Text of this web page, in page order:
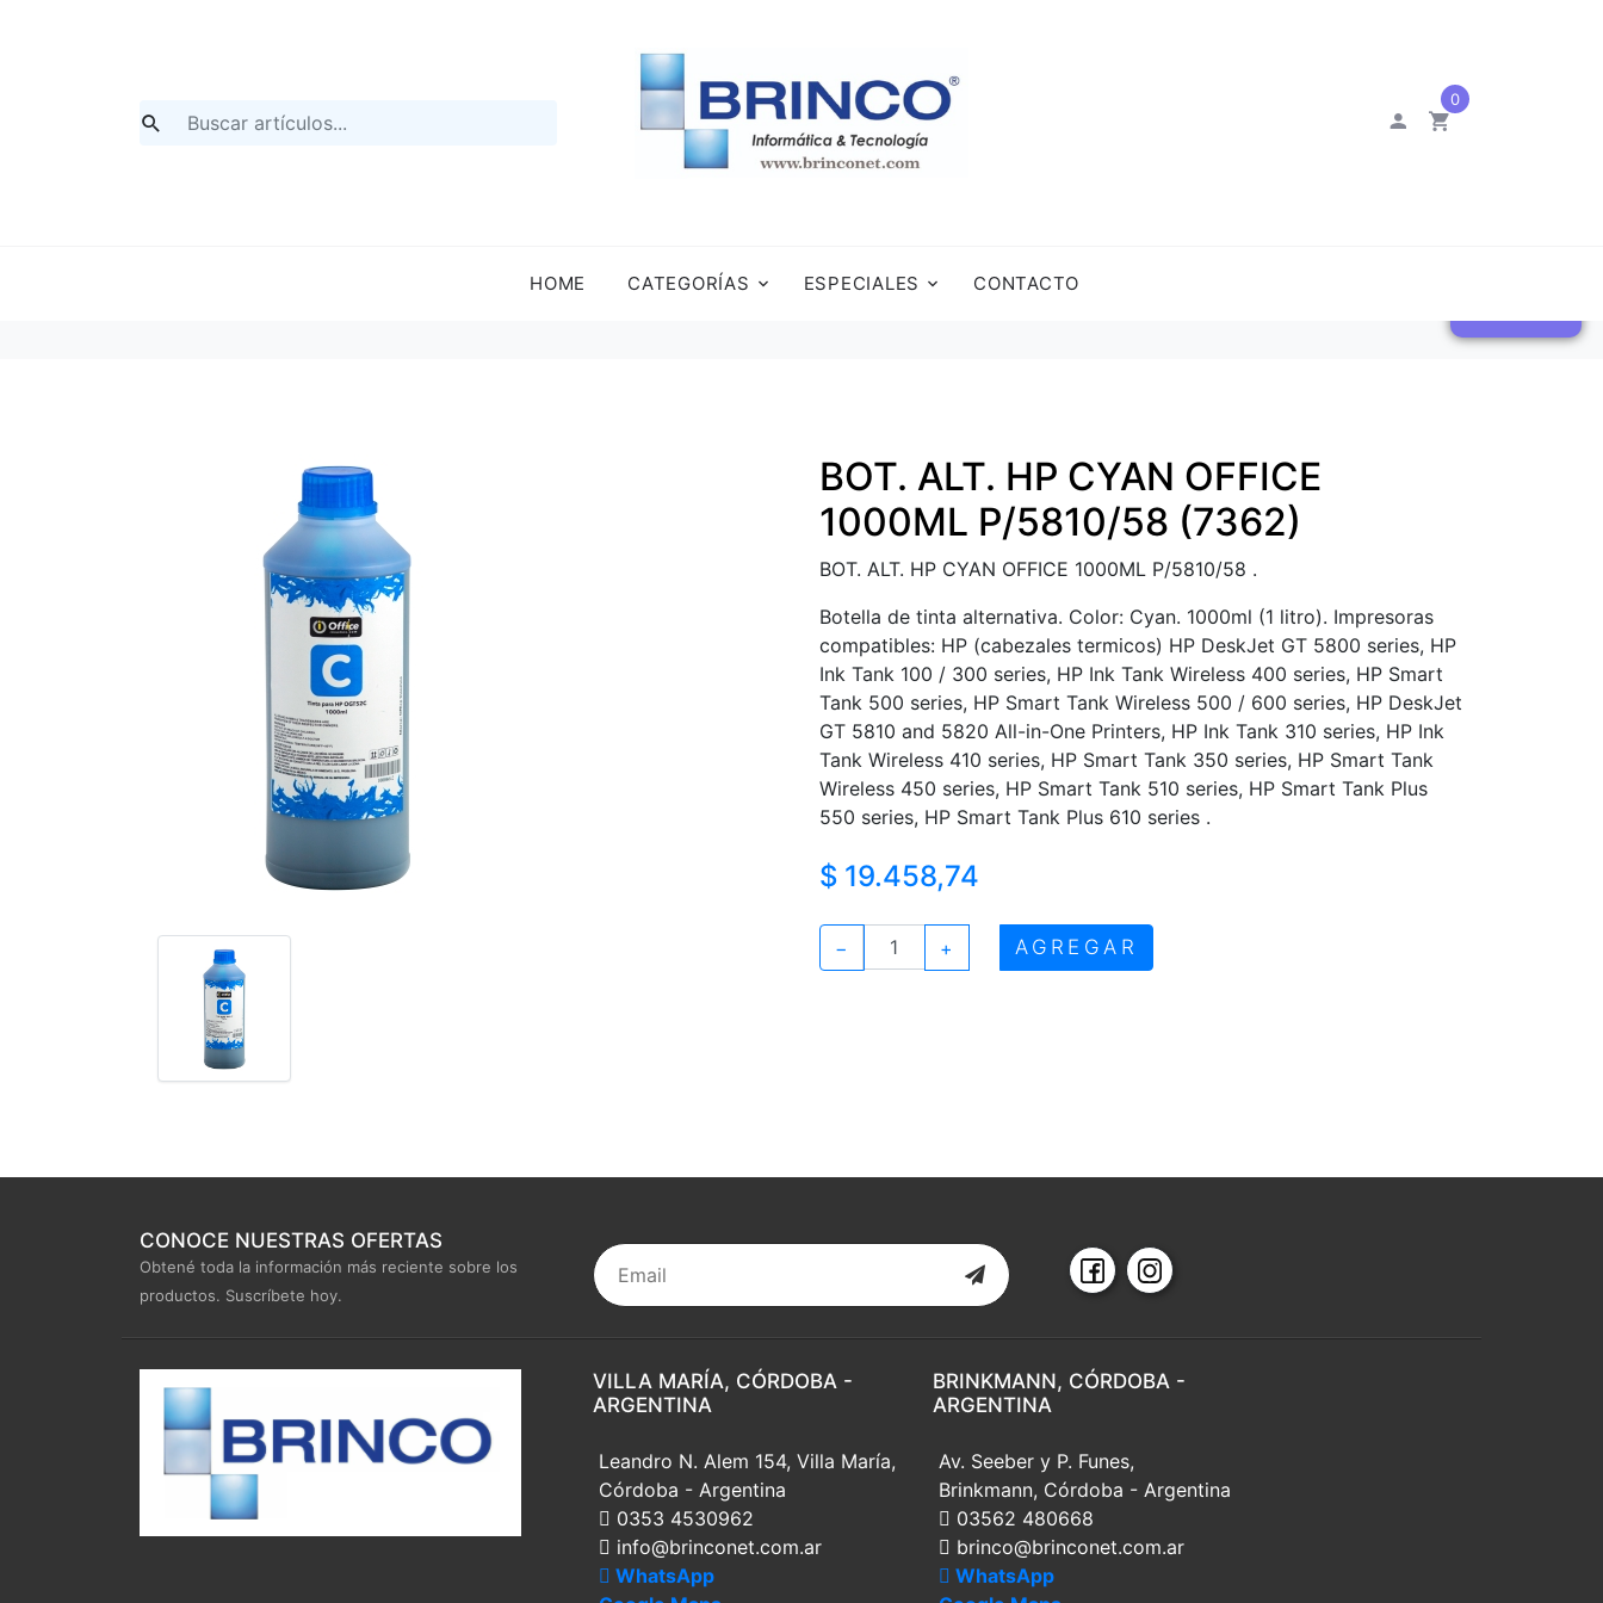
0
HOME CATEGORÍAS ESPECIALES CONTACTO
BOT. ALT. HP CYAN OFFICE
1000ML P/5810/58 (7362)
BOT. ALT. HP CYAN OFFICE 1000ML P/5810/58 .
Botella de tinta alternativa. Color: Cyan. 1000ml (1 litro). Impresoras
compatibles: HP (cabezales termicos) HP DeskJet GT 5800 series, HP
Ink Tank 100 / 300 series, HP Ink Tank Wireless 400 series, HP Smart
Tank 500 series, HP Smart Tank Wireless 500 / 600 series, HP DeskJet
GT 5810 and 5820 All-in-One Printers, HP Ink Tank 310 series, HP Ink
Tank Wireless 410 series, HP Smart Tank 350 series, HP Smart Tank
Wireless 450 series, HP Smart Tank 510 series, HP Smart Tank Plus
550 series, HP Smart Tank Plus 610 series .
$ 19.458,74
− + AGREGAR
CONOCE NUESTRAS OFERTAS
Obtené toda la información más reciente sobre los
productos. Suscríbete hoy.
VILLA MARÍA, CÓRDOBA -
ARGENTINA
Leandro N. Alem 154, Villa María,
Córdoba - Argentina
0353 4530962
info@brinconet.com.ar
WhatsApp
BRINKMANN, CÓRDOBA -
ARGENTINA
Av. Seeber y P. Funes,
Brinkmann, Córdoba - Argentina
03562 480668
brinco@brinconet.com.ar
WhatsApp